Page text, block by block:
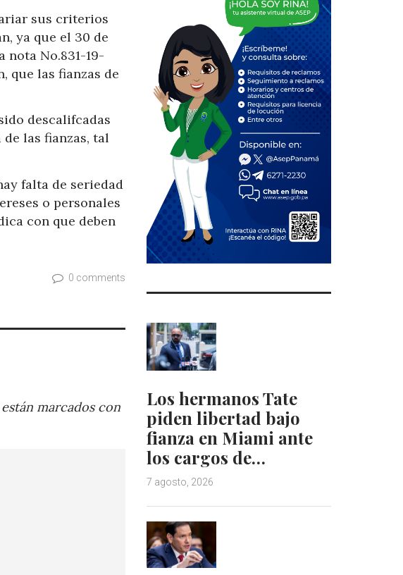
sus criterios
ya que el 30 de
nota No.831-19-
que las fianzas de
descalifcadas
las fianzas, tal
falta de seriedad
o personales
con que deben
0 comments
marcados con
Los hermanos Tate
piden libertad bajo
fianza en Miami ante
los cargos de…
7 agosto, 2026